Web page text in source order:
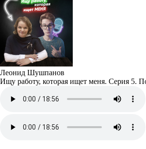
Леонид Шушпанов
Ищу работу, которая ищет меня. Серия 5.